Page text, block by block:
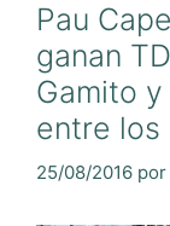
Pau
ganan
Gamito
entre los
25/08/2016 por